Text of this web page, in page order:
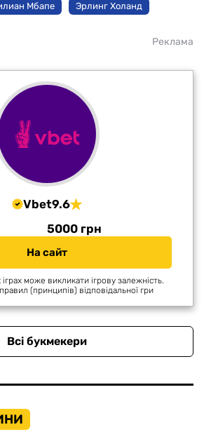
Мбапе Эрлинг Холанд
Реклама
Vbet9.6
5000 грн
На сайт
може викликати ігрову залежність.
(принципів) відповідальної гри
Всі букмекери